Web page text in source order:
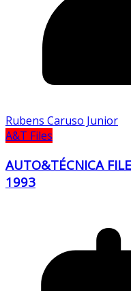
Rubens Caruso Junior
A&T Files
AUTO&TÉCNICA
1993